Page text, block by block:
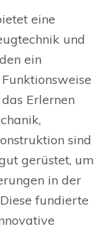
eine
und
ein
Erlernen
sind
gerüstet, um
in der
fundierte